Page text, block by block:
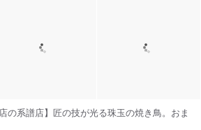
の系譜店】匠の技が光る珠玉の焼き鳥。おま